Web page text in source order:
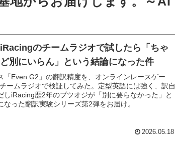
のチームラジオで試したら「ちゃ
別にいらん」という結論になった件
「Even G2」の翻訳精度を、オンラインレースゲー
ームラジオで検証してみた。定型英語には強く、訳自
しiRacing歴2年のブツオジが「別に要らなかった」と
なった翻訳実験シリーズ第2弾をお届け。
2026.05.18